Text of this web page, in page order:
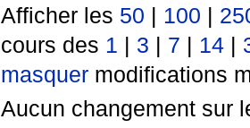
Afficher les 50 | 100 |
cours des 1 | 3 | 7 | 14|
masquermodifications
Aucun changement sur